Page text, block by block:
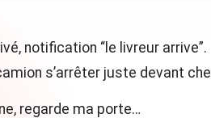
notification “le livreur arrive”.
s’arrêter juste devant
regarde ma porte…